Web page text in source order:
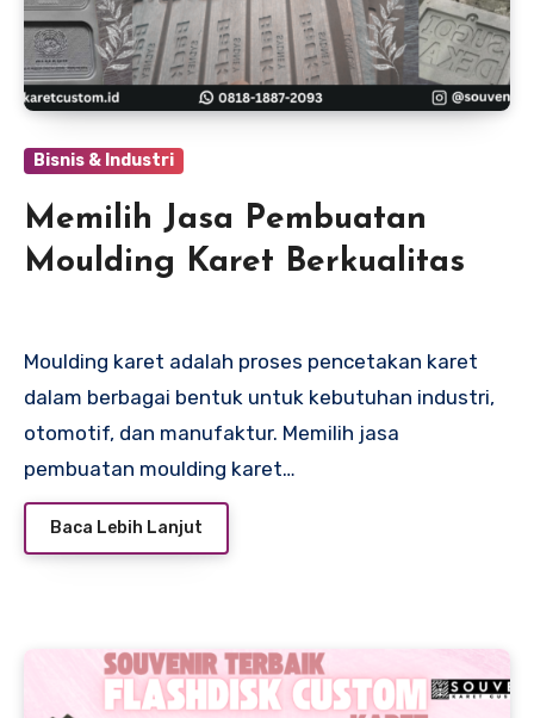
Bisnis & Industri
Memilih Jasa Pembuatan
Moulding Karet Berkualitas
Moulding karet adalah proses pencetakan karet
dalam berbagai bentuk untuk kebutuhan industri,
otomotif, dan manufaktur. Memilih jasa
pembuatan moulding karet…
Baca Lebih Lanjut